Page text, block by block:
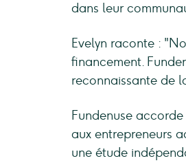
dans leur
Evelyn raconte :
financement.
reconnaissante de
Fundenuse
aux entrepreneurs
une étude